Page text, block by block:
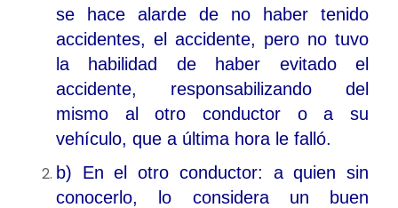
se hace alarde de no haber tenido
accidentes, el accidente, pero no tuvo
la habilidad de haber evitado el
accidente, responsabilizando del
mismo al otro conductor o a su
vehículo, que a última hora le falló.
b) En el otro conductor: a quien sin
conocerlo, lo considera un buen